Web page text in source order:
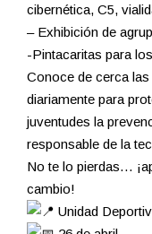
cibernética, C5,
– Exhibición de
-Pintacaritas para
Conoce de cerca
diariamente para
juventudes la
responsable de la
No te lo pierdas…
cambio!
Unidad